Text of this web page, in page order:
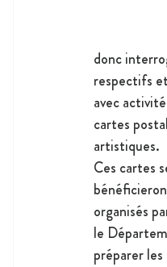
donc
respectifs
avec
cartes
artistiques.
Ces cartes
organisés
le
préparer